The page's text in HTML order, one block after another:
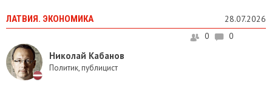
ЛАТВИЯ. ЭКОНОМИКА 28.07.2026
Николай Кабанов
Политик, публицист
0 0